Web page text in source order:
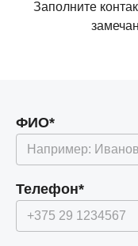
Заполните
ФИО*
Телефон*